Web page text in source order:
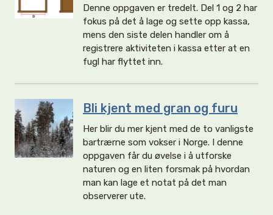
Denne oppgaven er tredelt. Del 1 og 2 har
fokus på det å lage og sette opp kassa,
mens den siste delen handler om å
registrere aktiviteten i kassa etter at en
fugl har flyttet inn.
Bli kjent med gran og furu
Her blir du mer kjent med de to vanligste
bartrærne som vokser i Norge. I denne
oppgaven får du øvelse i å utforske
naturen og en liten forsmak på hvordan
man kan lage et notat på det man
observerer ute.